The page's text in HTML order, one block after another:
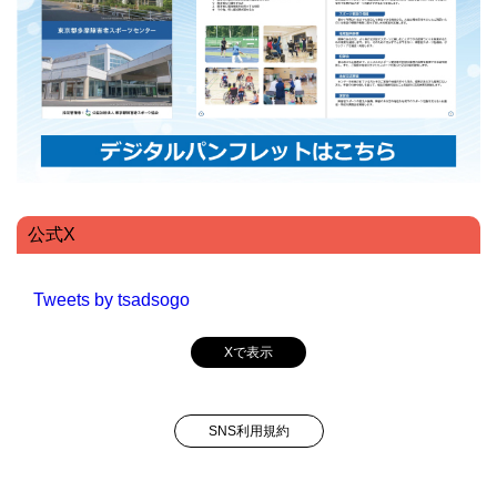
公式X
Tweets by tsadsogo
Xで表示
SNS利用規約